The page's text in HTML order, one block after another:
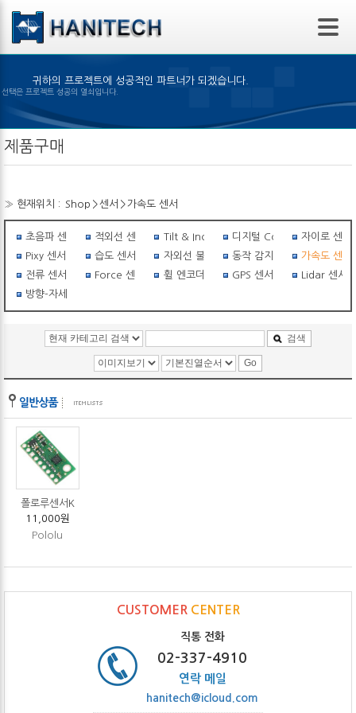
본문 바로가기
귀하의 프로젝트에 성공적인 파트너가 되겠습니다.
품의 선택은 프로젝트 성공의 열쇠입니다.
제품구매
» 현재위치 : Shop >센서 >가속도 센서
초음파 센서 적외선 센서 Tilt & Inclinometer디지털 Compass자이로 센서
Pixy 센서
습도 센서 자외선 불꽃감지 센서동작 감지 센서 가속도 센서
전류 센서
Force 센서 휠 엔코더 GPS 센서
Lidar 센서
방향-자세센서
검색
폴로루센서K
11,000원
Pololu
CUSTOMER CENTER
직통 전화
02-337-4910
연락 메일
hanitech@icloud.com